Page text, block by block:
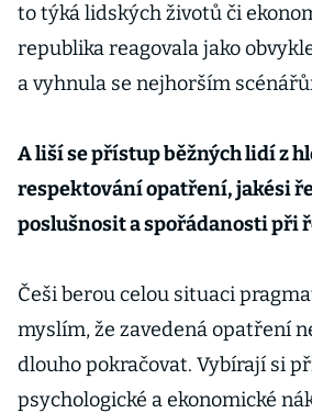
to týká lidských životů či
republika reagovala jako
a vyhnula se nejhorším
A liší se přístup běžných lidí z
respektování opatření, jakési
poslušnosit a spořádanosti při
Češi berou celou situaci
myslím, že zavedená opatření
dlouho pokračovat. Vybírají si
psychologické a ekonomické